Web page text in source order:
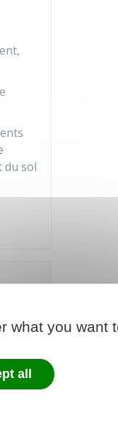
du sol
what you want
all